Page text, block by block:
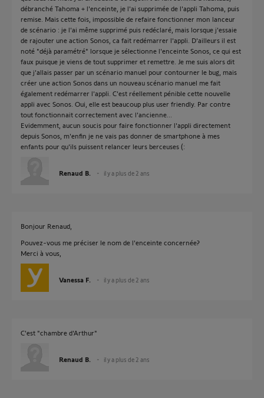
débranché Tahoma + l'enceinte, je l'ai supprimée de l'appli Tahoma, puis
remise. Mais cette fois, impossible de refaire fonctionner mon lanceur
de scénario : je l'ai même supprimé puis redéclaré, mais lorsque j'essaie
de rajouter une action Sonos, ca fait redémarrer l'appli. D'ailleurs il est
noté "déjà paramétré" lorsque je sélectionne l'enceinte Sonos, ce qui est
faux puisque je viens de tout supprimer et remettre. Je me suis alors dit
que j'allais passer par un scénario manuel pour contourner le bug, mais
créer une action Sonos dans un nouveau scénario manuel me fait
également redémarrer l'appli. C'est réellement pénible cette nouvelle
appli avec Sonos. Oui, elle est beaucoup plus user friendly. Par contre
tout fonctionnait correctement avec l'ancienne...
Evidemment, aucun soucis pour faire fonctionner l'appli directement
depuis Sonos, m'enfin je ne vais pas donner de smartphone à mes
enfants pour qu'ils puissent relancer leurs berceuses (:
Renaud B. il y a plus de 2 ans
Bonjour Renaud,
Pouvez-vous me préciser le nom de l'enceinte concernée?
Merci à vous,
Vanessa F. il y a plus de 2 ans
C'est "chambre d'Arthur"
Renaud B. il y a plus de 2 ans